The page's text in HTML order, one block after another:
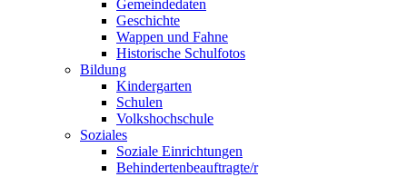
Gemeindedaten
Geschichte
Wappen und Fahne
Historische Schulfotos
Bildung
Kindergarten
Schulen
Volkshochschule
Soziales
Soziale Einrichtungen
Behindertenbeauftragte/r